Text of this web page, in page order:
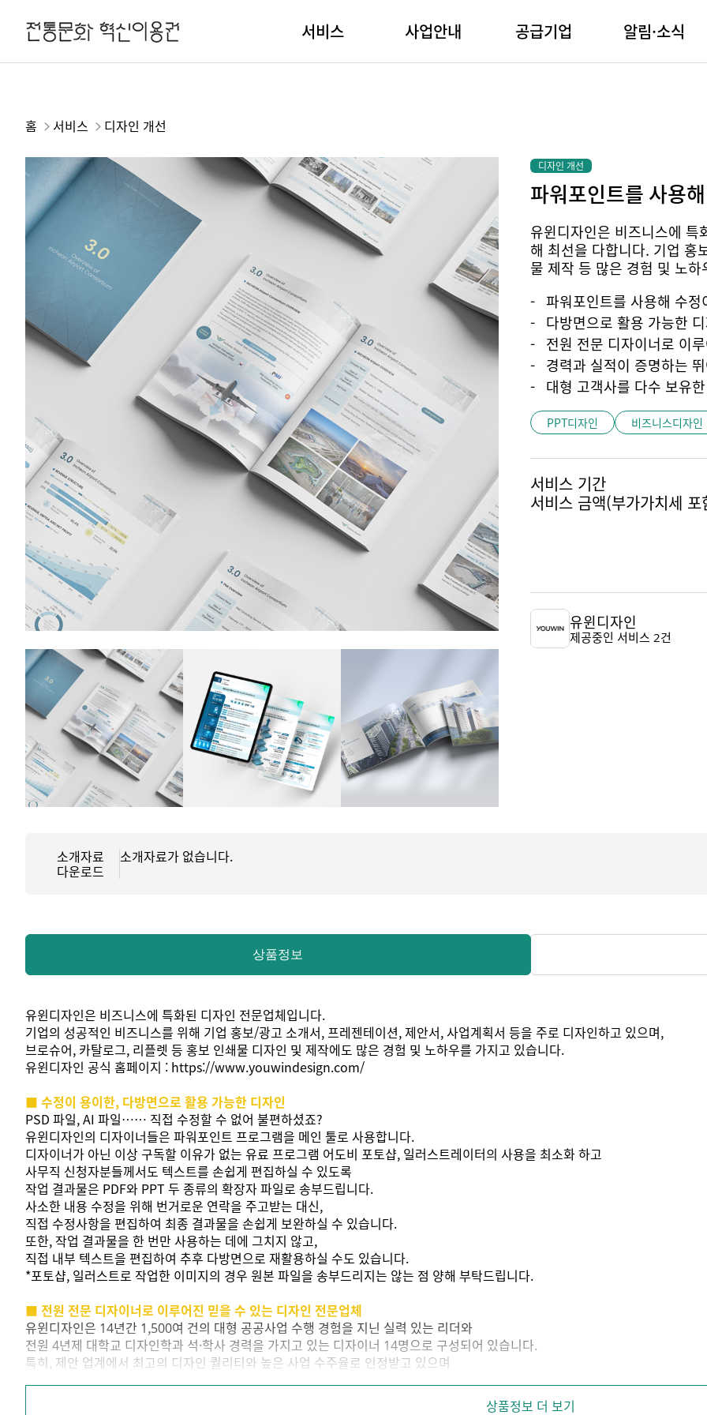
서비스 사업안내 공급기업 알림·소식
홈 서비스 디자인 개선
디자인 개선
파워포인트를 사용
유윈디자인은 비즈니스에
해 최선을 다합니다. 기업 홍
물 제작 등 많은 경험 및 노
파워포인트를 사용해 수
다방면으로 활용 가능한
전원 전문 디자이너로 이
경력과 실적이 증명하는
대형 고객사를 다수 보유
PPT디자인 비즈니스디자인
서비스 기간
서비스 금액(부가가치세 포
유윈디자인
제공중인 서비스 2건
소개자료
다운로드
소개자료가 없습니다.
상품정보
유윈디자인은 비즈니스에 특화된 디자인 전문업체입니다.
기업의 성공적인 비즈니스를 위해 기업 홍보/광고 소개서, 프레젠테이션, 제안서, 사업계획서 등을 주로 디자인하고 있으며,
브로슈어, 카탈로그, 리플렛 등 홍보 인쇄물 디자인 및 제작에도 많은 경험 및 노하우를 가지고 있습니다.
유윈디자인 공식 홈페이지 : https://www.youwindesign.com/
■ 수정이 용이한, 다방면으로 활용 가능한 디자인
PSD 파일, AI 파일…… 직접 수정할 수 없어 불편하셨죠?
유윈디자인의 디자이너들은 파워포인트 프로그램을 메인 툴로 사용합니다.
디자이너가 아닌 이상 구독할 이유가 없는 유료 프로그램 어도비 포토샵, 일러스트레이터의 사용을 최소화 하고
사무직 신청자분들께서도 텍스트를 손쉽게 편집하실 수 있도록
작업 결과물은 PDF와 PPT 두 종류의 확장자 파일로 송부드립니다.
사소한 내용 수정을 위해 번거로운 연락을 주고받는 대신,
직접 수정사항을 편집하여 최종 결과물을 손쉽게 보완하실 수 있습니다.
또한, 작업 결과물을 한 번만 사용하는 데에 그치지 않고,
직접 내부 텍스트을 편집하여 추후 다방면으로 재활용하실 수도 있습니다.
*포토샵, 일러스트로 작업한 이미지의 경우 원본 파일을 송부드리지는 않는 점 양해 부탁드립니다.
■ 전원 전문 디자이너로 이루어진 믿을 수 있는 디자인 전문업체
유윈디자인은 14년간 1,500여 건의 대형 공공사업 수행 경험을 지닌 실력 있는 리더와
전원 4년제 대학교 디자인학과 석·학사 경력을 가지고 있는 디자이너 14명으로 구성되어 있습니다.
특히, 제안 업계에서 최고의 디자인 퀄리티와 높은 사업 수주율로 인정받고 있으며
유윈디자인 천호영 대표 디자이너는 산업통상자원부가 주관하는 국내 대표 디자인 대회인상품정보 더 보기